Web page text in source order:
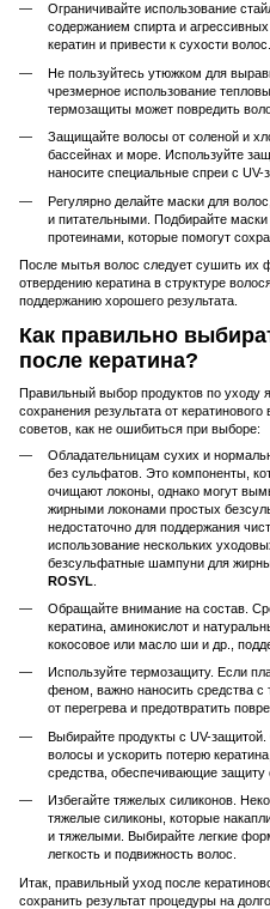
Ограничивайте использование
содержанием спирта и
кератин и привести к сухости волос.
Не пользуйтесь утюжком для
чрезмерное использование
термозащиты может повредить
Защищайте волосы от соленой и
бассейнах и море. Используйте
наносите специальные спреи с UV-
Регулярно делайте маски для
и питательными. Подбирайте
протеинами, которые помогут
После мытья волос следует сушить их
отвердению кератина в структуре
поддержанию хорошего результата.
Как правильно
после кератина?
Правильный выбор продуктов по уходу
сохранения результата от
советов, как не ошибиться при выборе:
Обладательницам сухих и
без сульфатов. Это компоненты,
очищают локоны, однако могут
жирными локонами простых
недостаточно для поддержания
использование нескольких
безсульфатные шампуни для
ROSYL
Обращайте внимание на состав.
кератина, аминокислот и
кокосовое или масло ши и др.,
Используйте термозащиту. Если
феном, важно наносить средства
от перегрева и предотвратить
Выбирайте продукты с UV-
волосы и ускорить потерю
средства, обеспечивающие защиту
Избегайте тяжелых силиконов.
тяжелые силиконы, которые
и тяжелыми. Выбирайте легкие
легкость и подвижность волос.
Итак, правильный уход после
сохранить результат процедуры на